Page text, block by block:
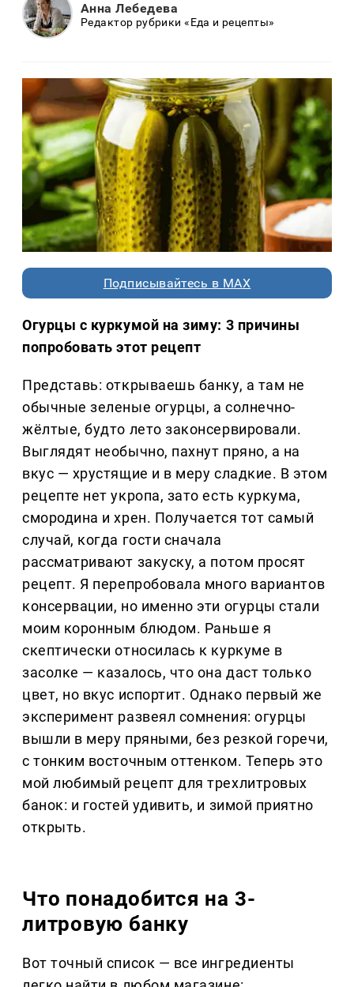
Анна Лебедева
Редактор рубрики «Еда и рецепты»
Подписывайтесь в MAX
Огурцы с куркумой на зиму: 3 причины
попробовать этот рецепт
Представь: открываешь банку, а там не
обычные зеленые огурцы, а солнечно-
жёлтые, будто лето законсервировали.
Выглядят необычно, пахнут пряно, а на
вкус — хрустящие и в меру сладкие. В этом
рецепте нет укропа, зато есть куркума,
смородина и хрен. Получается тот самый
случай, когда гости сначала
рассматривают закуску, а потом просят
рецепт. Я перепробовала много вариантов
консервации, но именно эти огурцы стали
моим коронным блюдом. Раньше я
скептически относилась к куркуме в
засолке — казалось, что она даст только
цвет, но вкус испортит. Однако первый же
эксперимент развеял сомнения: огурцы
вышли в меру пряными, без резкой горечи,
с тонким восточным оттенком. Теперь это
мой любимый рецепт для трехлитровых
банок: и гостей удивить, и зимой приятно
открыть.
Что понадобится на 3-
литровую банку
Вот точный список — все ингредиенты